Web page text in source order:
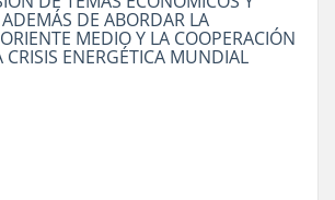
DE ABORDAR LA
MEDIO Y LA COOPERACIÓN
CRISIS ENERGÉTICA MUNDIAL